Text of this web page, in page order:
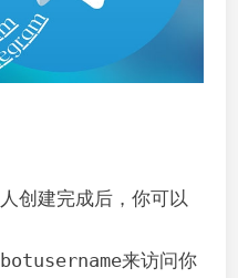
人创建完成后，你可以
来访问你